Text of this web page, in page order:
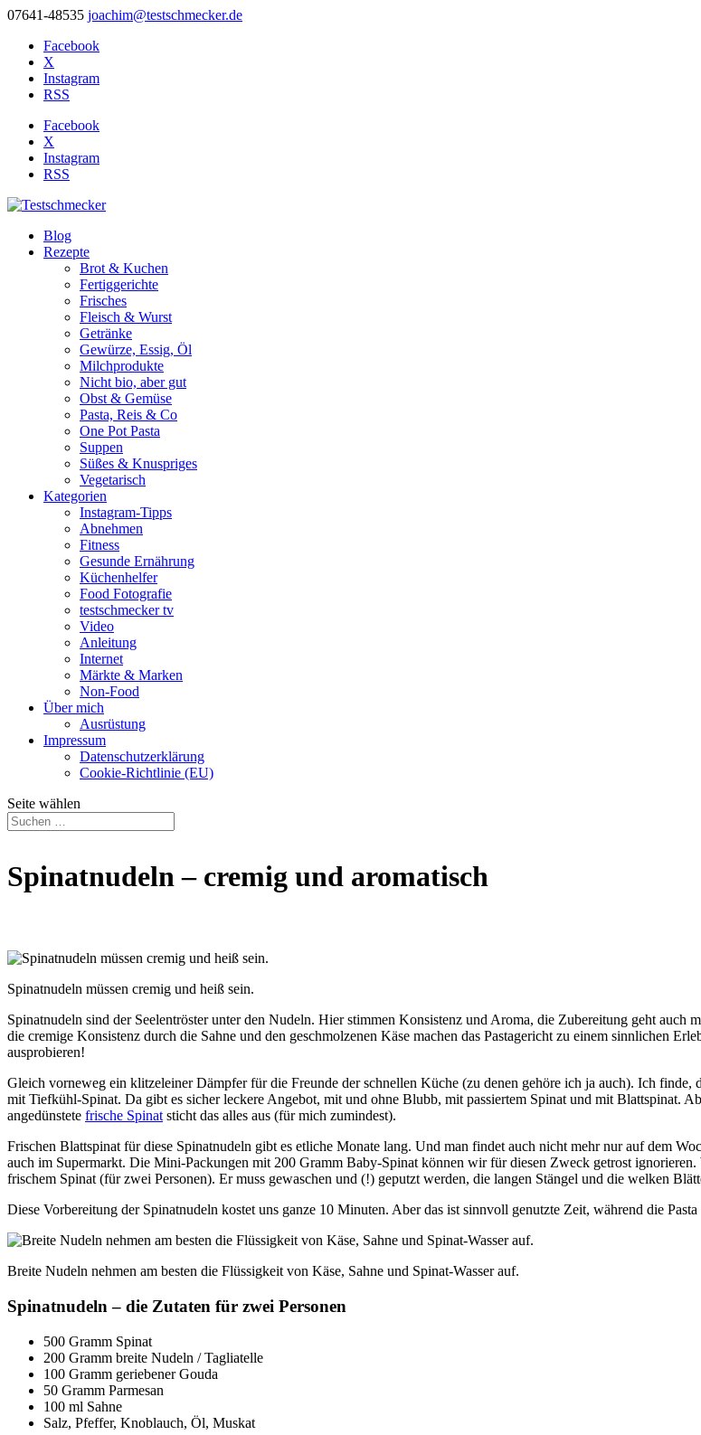
07641-48535 joachim@testschmecker.de
Facebook
X
Instagram
RSS
Facebook
X
Instagram
RSS
Blog
Rezepte
Brot & Kuchen
Fertiggerichte
Frisches
Fleisch & Wurst
Getränke
Gewürze, Essig, Öl
Milchprodukte
Nicht bio, aber gut
Obst & Gemüse
Pasta, Reis & Co
One Pot Pasta
Suppen
Süßes & Knuspriges
Vegetarisch
Kategorien
Instagram-Tipps
Abnehmen
Fitness
Gesunde Ernährung
Küchenhelfer
Food Fotografie
testschmecker tv
Video
Anleitung
Internet
Märkte & Marken
Non-Food
Über mich
Ausrüstung
Impressum
Datenschutzerklärung
Cookie-Richtlinie (EU)
Seite wählen
Spinatnudeln – cremig und aromatisch
Spinatnudeln müssen cremig und heiß sein.
Spinatnudeln sind der Seelentröster unter den Nudeln. Hier stimmen Konsistenz und Aroma, die Zubereitung geht auch
die cremige Konsistenz durch die Sahne und den geschmolzenen Käse machen das Pastagericht zu einem sinnlichen
ausprobieren!
Gleich vorneweg ein klitzeleiner Dämpfer für die Freunde der schnellen Küche (zu denen gehöre ich ja auch). Ich finde,
mit Tiefkühl-Spinat. Da gibt es sicher leckere Angebot, mit und ohne Blubb, mit passiertem Spinat und mit Blattspinat.
angedünstete frische Spinatsticht das alles aus (für mich zumindest).
Frischen Blattspinat für diese Spinatnudeln gibt es etliche Monate lang. Und man findet auch nicht mehr nur auf dem
auch im Supermarkt. Die Mini-Packungen mit 200 Gramm Baby-Spinat können wir für diesen Zweck getrost
frischem Spinat (für zwei Personen). Er muss gewaschen und (!) geputzt werden, die langen Stängel und die welken
Diese Vorbereitung der Spinatnudeln kostet uns ganze 10 Minuten. Aber das ist sinnvoll genutzte Zeit, während die
Breite Nudeln nehmen am besten die Flüssigkeit von Käse, Sahne und Spinat-Wasser auf.
Spinatnudeln – die Zutaten für zwei Personen
500 Gramm Spinat
200 Gramm breite Nudeln / Tagliatelle
100 Gramm geriebener Gouda
50 Gramm Parmesan
100 ml Sahne
Salz, Pfeffer, Knoblauch, Öl, Muskat